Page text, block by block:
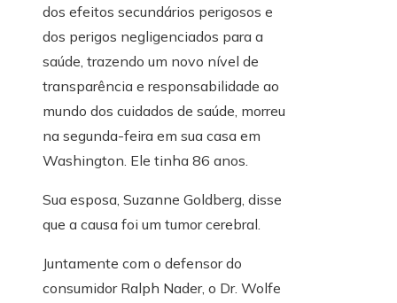
dos efeitos secundários perigosos e
dos perigos negligenciados para a
saúde, trazendo um novo nível de
transparência e responsabilidade ao
mundo dos cuidados de saúde, morreu
na segunda-feira em sua casa em
Washington. Ele tinha 86 anos.
Sua esposa, Suzanne Goldberg, disse
que a causa foi um tumor cerebral.
Juntamente com o defensor do
consumidor Ralph Nader, o Dr. Wolfe